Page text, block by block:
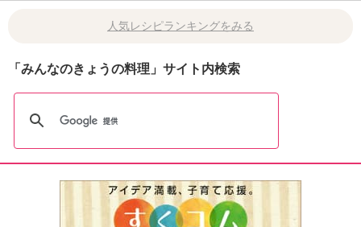
人気レシピランキングをみる
「みんなのきょうの料理」サイト内検索